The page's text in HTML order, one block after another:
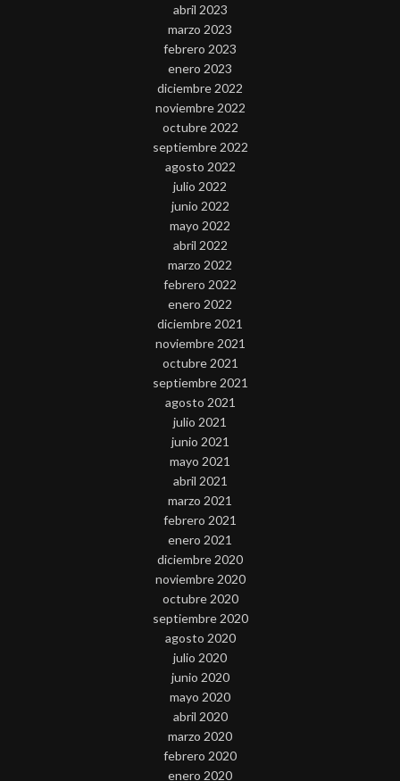
abril 2023
marzo 2023
febrero 2023
enero 2023
diciembre 2022
noviembre 2022
octubre 2022
septiembre 2022
agosto 2022
julio 2022
junio 2022
mayo 2022
abril 2022
marzo 2022
febrero 2022
enero 2022
diciembre 2021
noviembre 2021
octubre 2021
septiembre 2021
agosto 2021
julio 2021
junio 2021
mayo 2021
abril 2021
marzo 2021
febrero 2021
enero 2021
diciembre 2020
noviembre 2020
octubre 2020
septiembre 2020
agosto 2020
julio 2020
junio 2020
mayo 2020
abril 2020
marzo 2020
febrero 2020
enero 2020